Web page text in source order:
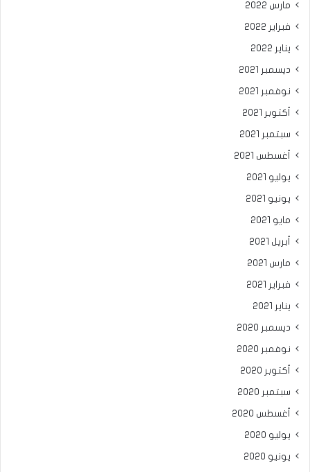
مارس 2022
فبراير 2022
يناير 2022
ديسمبر 2021
نوفمبر 2021
أكتوبر 2021
سبتمبر 2021
أغسطس 2021
يوليو 2021
يونيو 2021
مايو 2021
أبريل 2021
مارس 2021
فبراير 2021
يناير 2021
ديسمبر 2020
نوفمبر 2020
أكتوبر 2020
سبتمبر 2020
أغسطس 2020
يوليو 2020
يونيو 2020